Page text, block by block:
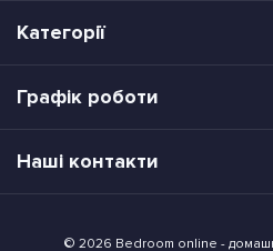
Категорії
Графік роботи
Наші контакти
© 2026 Bedroom online -